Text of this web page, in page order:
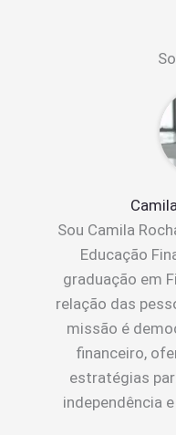
Sou Camila
Educação
graduação em
relação das
missão é
financeiro,
estratégias
independência